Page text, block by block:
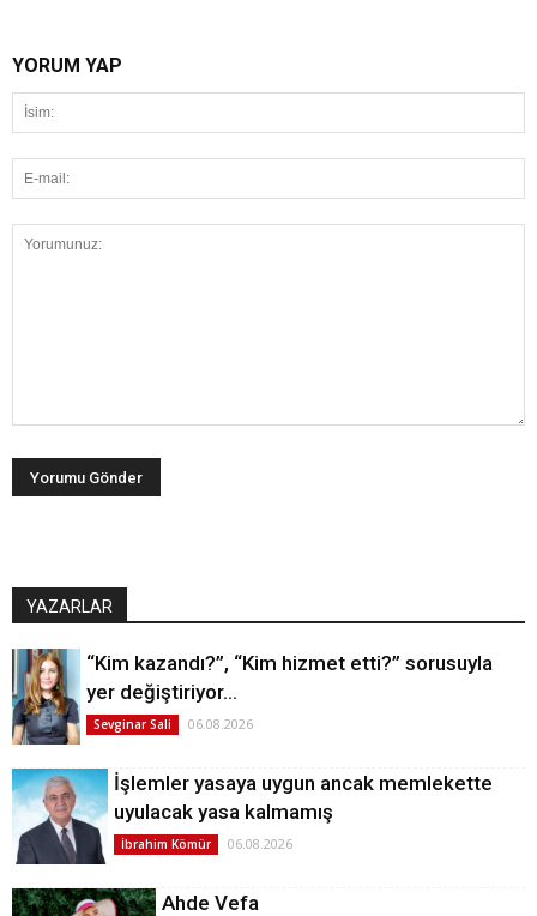
YORUM YAP
YAZARLAR
“Kim kazandı?”, “Kim hizmet etti?” sorusuyla
yer değiştiriyor…
Sevginar Sali 06.08.2026
İşlemler yasaya uygun ancak memlekette
uyulacak yasa kalmamış
İbrahim Kömür 06.08.2026
Ahde Vefa